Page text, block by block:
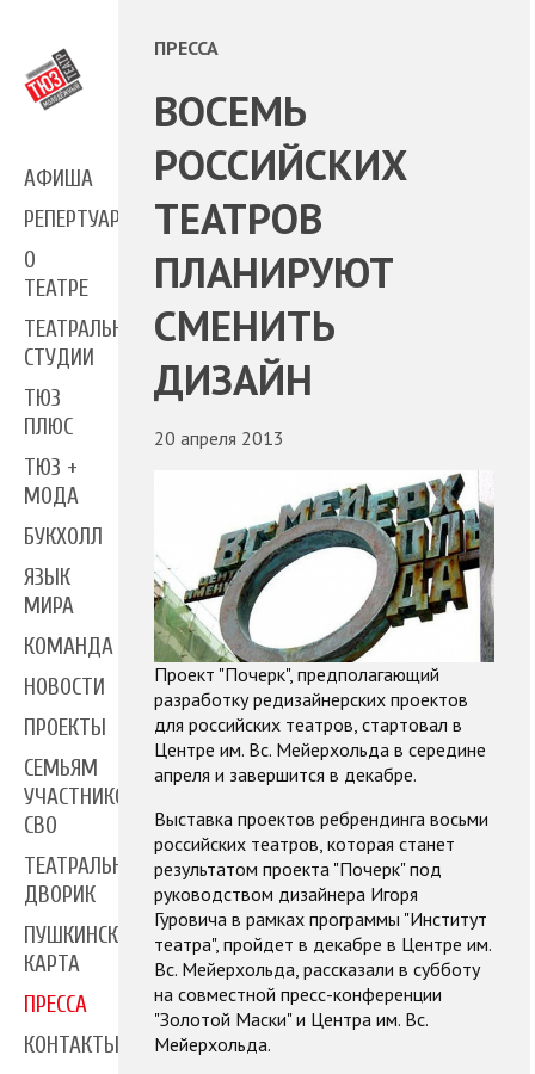
АФИША
РЕПЕРТУАР
О
ТЕАТРЕ
ТЕАТРАЛЬНЫЕ
СТУДИИ
ТЮЗ
ПЛЮС
ТЮЗ +
МОДА
БУКХОЛЛ
ЯЗЫК
МИРА
КОМАНДА
НОВОСТИ
ПРОЕКТЫ
СЕМЬЯМ
УЧАСТНИКОВ
СВО
ТЕАТРАЛЬНЫЙ
ДВОРИК
ПУШКИНСКАЯ
КАРТА
ПРЕССА
КОНТАКТЫ
ПРЕССА
ВОСЕМЬ
РОССИЙСКИХ
ТЕАТРОВ
ПЛАНИРУЮТ
СМЕНИТЬ
ДИЗАЙН
20 апреля 2013
Проект "Почерк", предполагающий
разработку редизайнерских проектов
для российских театров, стартовал в
Центре им. Вс. Мейерхольда в середине
апреля и завершится в декабре.
Выставка проектов ребрендинга восьми
российских театров, которая станет
результатом проекта "Почерк" под
руководством дизайнера Игоря
Гуровича в рамках программы "Институт
театра", пройдет в декабре в Центре им.
Вс. Мейерхольда, рассказали в субботу
на совместной пресс-конференции
"Золотой Маски" и Центра им. Вс.
Мейерхольда.